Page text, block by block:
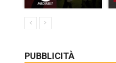
PUBBLICITÀ